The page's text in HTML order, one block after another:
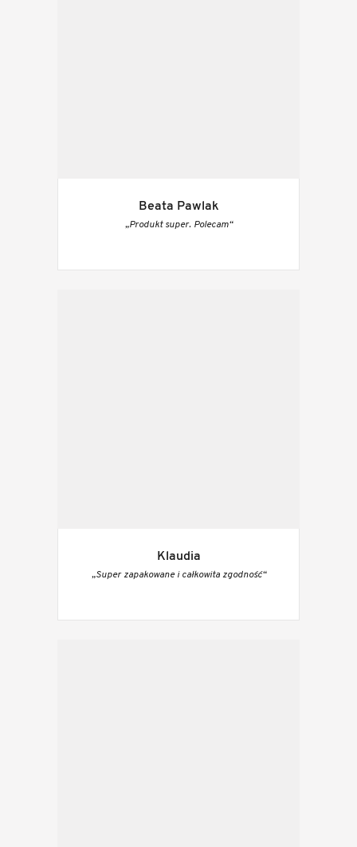
Beata Pawlak
„Produkt super. Polecam“
Klaudia
„Super zapakowane i całkowita zgodność“